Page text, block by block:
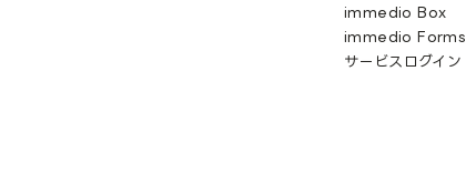
immedio Box
immedio Forms
サービスログイン